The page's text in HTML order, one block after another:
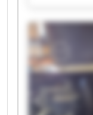
Spółka z o.o.
Schulz
Bogdan
Spółka z o.o.
Schulz
Bogdan
Spółka z
Schulz